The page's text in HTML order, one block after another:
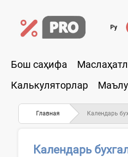
Ру
Бош саҳифа
Калькуляторлар
Главная Календарь
Календарь